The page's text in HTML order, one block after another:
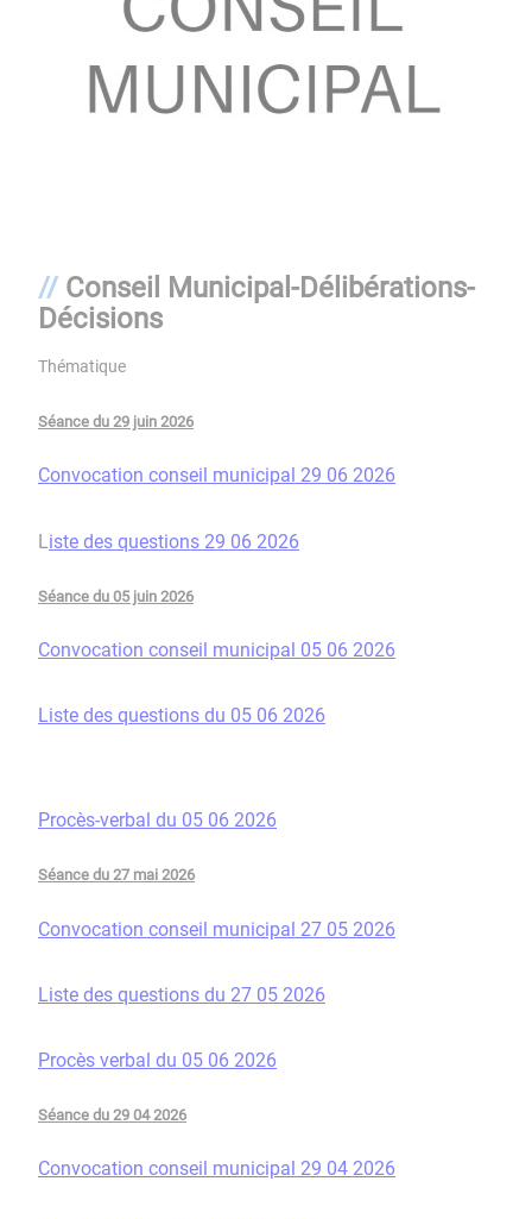
Conseil Municipal-Délibérations-
Décisions
Thématique
Séance du 29 juin 2026
Convocation conseil municipal 29 06 2026
Liste des questions 29 06 2026
Séance du 05 juin 2026
Convocation conseil municipal 05 06 2026
Liste des questions du 05 06 2026
Procès-verbal du 05 06 2026
Séance du 27 mai 2026
Convocation conseil municipal 27 05 2026
Liste des questions du 27 05 2026
Procès verbal du 05 06 2026
Séance du 29 04 2026
Convocation conseil municipal 29 04 2026